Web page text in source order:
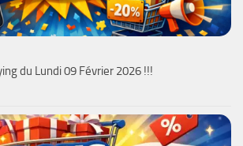
du Lundi 09 Février 2026 !!!